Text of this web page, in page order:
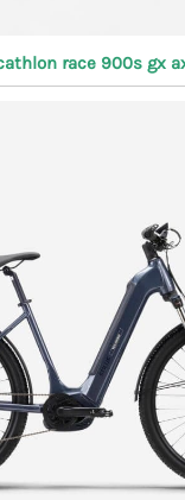
race 900s gx